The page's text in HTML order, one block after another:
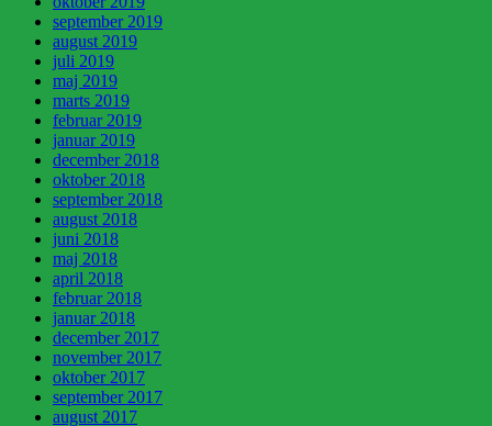
september 2019
august 2019
juli 2019
maj 2019
marts 2019
februar 2019
januar 2019
december 2018
oktober 2018
september 2018
august 2018
juni 2018
maj 2018
april 2018
februar 2018
januar 2018
december 2017
november 2017
oktober 2017
september 2017
august 2017